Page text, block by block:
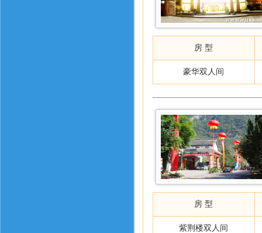
房 型
豪华双人间
房 型
紫荆楼双人间